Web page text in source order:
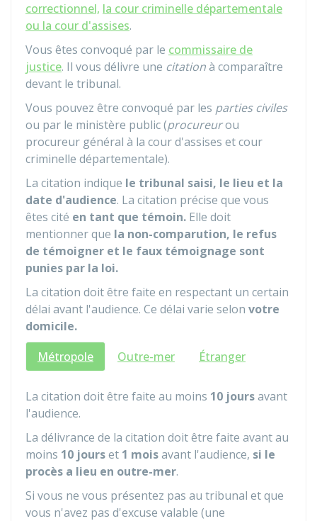
correctionnel, la cour criminelle départementale
ou la cour d'assises.
Vous êtes convoqué par le commissaire de
justice. Il vous délivre une citationà comparaître
devant le tribunal.
Vous pouvez être convoqué par les parties civiles
ou par le ministère public (procureurou
procureur général à la cour d'assises et cour
criminelle départementale).
La citation indique le tribunal saisi, le lieu et la
date d'audience. La citation précise que vous
êtes cité en tant que témoin. Elle doit
mentionner que la non-comparution, le refus
de témoigner et le faux témoignage sont
punies par la loi.
La citation doit être faite en respectant un certain
délai avant l'audience. Ce délai varie selon votre
domicile.
Métropole
Outre-mer Étranger
La citation doit être faite au moins 10 joursavant
l'audience.
La délivrance de la citation doit être faite avant au
moins 10 jourset 1 moisavant l'audience, si le
procès a lieu en outre-mer.
Si vous ne vous présentez pas au tribunal et que
vous n'avez pas d'excuse valable (une